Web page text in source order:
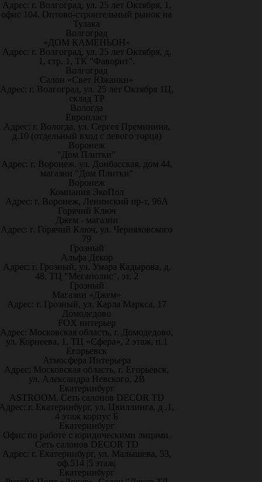
Адрес: г. Волгоград, ул. 25 лет Октября, 1,
офис 104. Оптово-строительный рынок на
Тулака
Волгоград
«ДОМ КАМЕНЬОН»
Адрес: г. Волгоград, ул. 25 лет Октября, д.
1, стр. 1, ТК "Фаворит".
Волгоград
Салон «Свет Южанки»
Адрес: г. Волгоград, ул. 25 лет Октября 1Ц,
склад ТР
Вологда
Европласт
Адрес: г. Вологда, ул. Сергея Преминина,
д.10 (отдельный вход с левого торца)
Воронеж
"Дом Плитки"
Адрес: г. Воронеж. ул. Донбасская, дом 44,
магазин "Дом Плитки"
Воронеж
Компания ЭкоПол
Адрес: г. Воронеж, Ленинский пр-т, 96А
Горячий Ключ
Джем - магазин
Адрес: г. Горячий Ключ, ул. Черняховского
79
Грозный
Альфа Декор
Адрес: г. Грозный, ул. Умара Кадырова, д.
48, ТЦ "Мегаполис", эт. 2
Грозный
Магазин «Джем»
Адрес: г. Грозный, ул. Карла Маркса, 17
Домодедово
FOX интерьер
Адрес: Московская область, г. Домодедово,
ул. Корнеева, 1, ТЦ «Сфера», 2 этаж, п.1
Егорьевск
Атмосфера Интерьера
Адрес: Московская область, г. Егорьевск,
ул. Александра Невского, 2В
Екатеринбург
ASTROOM. Сеть салонов DECOR TD
г. Екатеринбург, ул. Цвиллинга, д .1,
4 этаж корпус Б
Екатеринбург
Офис по работе с юридическими лицами.
Сеть салонов DECOR TD
Адрес: г. Екатеринбург, ул. Малышева, 53,
оф.514 |5 этаж|
Екатеринбург